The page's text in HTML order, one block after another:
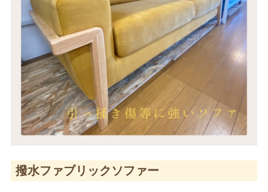
撥水ファブリックソファー